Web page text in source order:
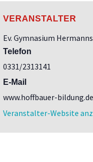
VERANSTALTER
Ev. Gymnasium
Telefon
0331/2313141
E-Mail
www.hoffbauer-bildung.de
Veranstalter-Website